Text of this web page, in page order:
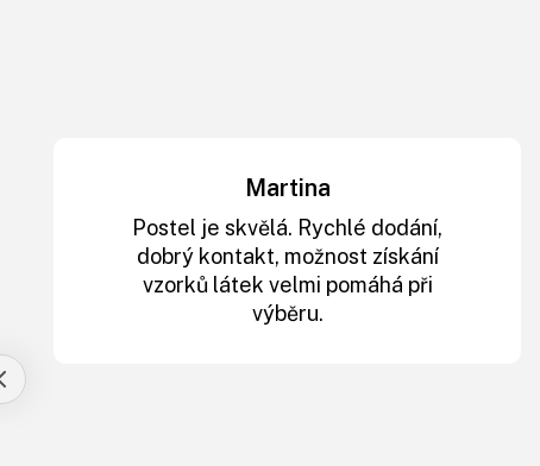
Martina
Postel je skvělá. Rychlé dodání,
dobrý kontakt, možnost získání
vzorků látek velmi pomáhá při
výběru.